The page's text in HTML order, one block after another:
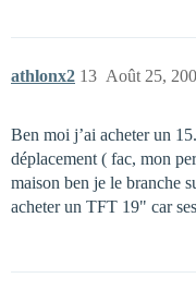
athlonx2 Août 25,
13
Ben moi j’ai acheter un
déplacement ( fac, mon
maison ben je le branche
acheter un TFT 19" car